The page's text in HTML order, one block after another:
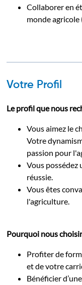
Collaborer en
monde agricole
Votre Profil
Le profil que nous
Vous aimez le
Votre
passion pour
Vous possédez
réussie.
Vous êtes
l'agriculture.
Pourquoi nous
Profiter de
et de votre
Bénéficier